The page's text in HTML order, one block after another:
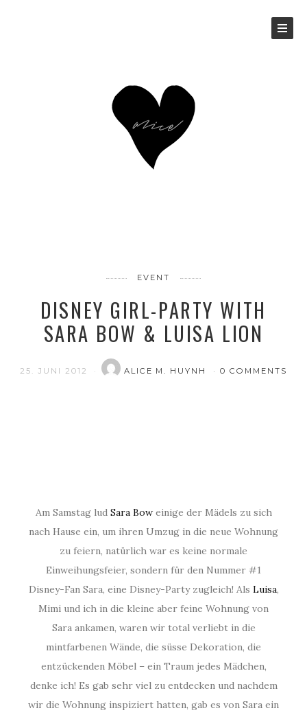
EVENT
DISNEY GIRL-PARTY WITH
SARA BOW & LUISA LION
25. JUNI 2012 ALICE M. HUYNH 0 COMMENTS
Am Samstag lud Sara Boweinige der Mädels zu sich
nach Hause ein, um ihren Umzug in die neue Wohnung
zu feiern, natürlich war es keine normale
Einweihungsfeier, sondern für den Nummer #1
Disney-Fan Sara, eine Disney-Party zugleich! Als Luisa,
Mimi und ich in die kleine aber feine Wohnung von
Sara ankamen, waren wir total verliebt in die
mintfarbenen Wände, die süsse Dekoration, die
entzückenden Möbel – ein Traum jedes Mädchen,
denke ich! Es gab sehr viel zu entdecken und nachdem
wir die Wohnung inspiziert hatten, gab es von Sara ein